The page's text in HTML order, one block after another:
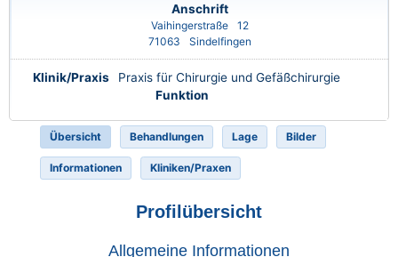
Anschrift
Vaihingerstraße
12
71063
Sindelfingen
Klinik/Praxis
Praxis für Chirurgie und Gefäßchirurgie
Funktion
Übersicht Behandlungen Lage Bilder
Informationen Kliniken/Praxen
Profilübersicht
Allgemeine Informationen